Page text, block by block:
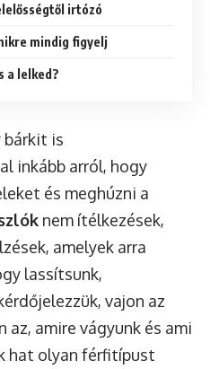
irtózó
mindig figyelj
a lelked?
bárkit is
inkább arról, hogy
és meghúzni a
nem ítélkezések,
amelyek arra
lassítsunk,
vajon az
amire vágyunk és ami
hat olyan férfitípust